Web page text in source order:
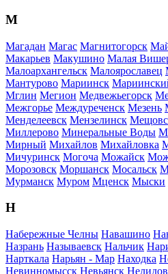
М
Магадан Магас Магнитогорск
Макарьев Макушино Малая
Малоархангельск Малоярославец
Мантурово Мариинск
Мглин Мегион Медвежьегорск
Межгорье Междуреченск Мезень
Менделеевск Мензелинск
Миллерово Минеральные Воды
Мирный Михайлов Михайловка
Мичуринск Могоча Можайск
Морозовск Моршанск Мосальск
Мурманск Муром Мценск Мыски
Н
Набережные Челны Навашино
Назрань Называевск Нальчик
Нарткала Нарьян - Мар Находка
Невинномысск Невьянск